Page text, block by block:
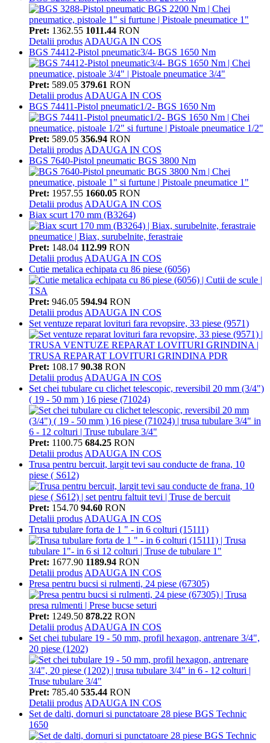
Pret: 1362.55 1011.44 RON
Detalii produs ADAUGA IN COS
BGS 74412-Pistol pneumatic3/4- BGS 1650 Nm
Pret: 589.05 379.61 RON
Detalii produs ADAUGA IN COS
BGS 74411-Pistol pneumatic1/2- BGS 1650 Nm
Pret: 589.05 356.94 RON
Detalii produs ADAUGA IN COS
BGS 7640-Pistol pneumatic BGS 3800 Nm
Pret: 1957.55 1660.05 RON
Detalii produs ADAUGA IN COS
Biax scurt 170 mm (B3264)
Pret: 148.04 112.99 RON
Detalii produs ADAUGA IN COS
Cutie metalica echipata cu 86 piese (6056)
Pret: 946.05 594.94 RON
Detalii produs ADAUGA IN COS
Set ventuze reparat lovituri fara revopsire, 33 piese (9571)
Pret: 108.17 90.38 RON
Detalii produs ADAUGA IN COS
Set chei tubulare cu clichet telescopic, reversibil 20 mm (3/4")
( 19 - 50 mm ) 16 piese (71024)
Pret: 1100.75 684.25 RON
Detalii produs ADAUGA IN COS
Trusa pentru bercuit, largit tevi sau conducte de frana, 10
piese ( S612)
Pret: 154.70 94.60 RON
Detalii produs ADAUGA IN COS
Trusa tubulare forta de 1 " - in 6 colturi (15111)
Pret: 1677.90 1189.94 RON
Detalii produs ADAUGA IN COS
Presa pentru bucsi si rulmenti, 24 piese (67305)
Pret: 1249.50 878.22 RON
Detalii produs ADAUGA IN COS
Set chei tubulare 19 - 50 mm, profil hexagon, antrenare 3/4",
20 piese (1202)
Pret: 785.40 535.44 RON
Detalii produs ADAUGA IN COS
Set de dalti, dornuri si punctatoare 28 piese BGS Technic
1650